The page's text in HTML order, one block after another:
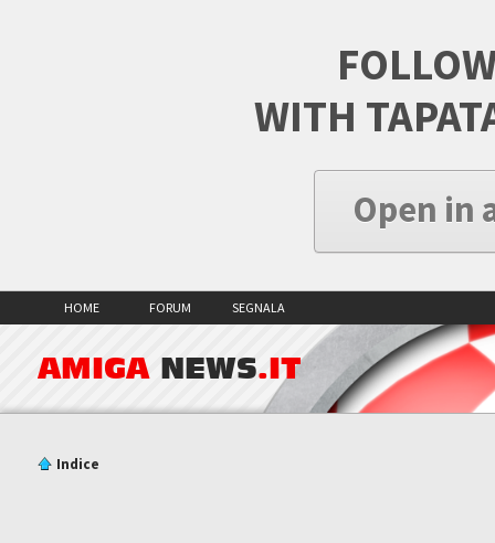
WITH
Open in
HOME FORUM SEGNALA
AMIGA NEWS.IT
Indice